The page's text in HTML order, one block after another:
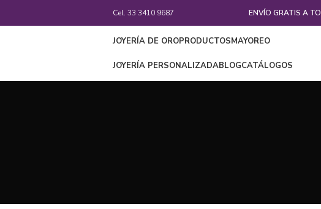
Cel. 33 3410 9687 ENVÍO GRATIS A
JOYERÍA DE OROPRODUCTOSMAYOREO
JOYERÍA PERSONALIZADABLOGCATÁLOGOS